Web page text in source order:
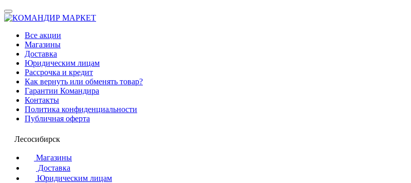
Все акции
Магазины
Доставка
Юридическим лицам
Рассрочка и кредит
Как вернуть или обменять товар?
Гарантии Командира
Контакты
Политика конфиденциальности
Публичная оферта
Лесосибирск
Магазины
Доставка
Юридическим лицам